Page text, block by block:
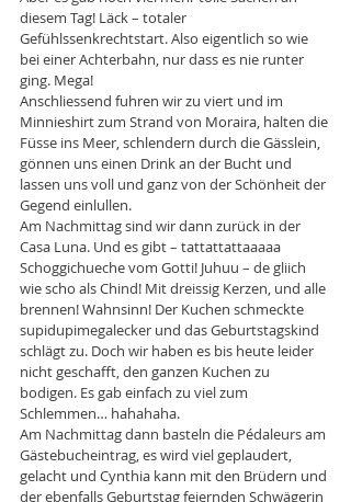
diesem Tag! Läck – totaler
Gefühlssenkrechtstart. Also eigentlich so wie
bei einer Achterbahn, nur dass es nie runter
ging. Mega!
Anschliessend fuhren wir zu viert und im
Minnieshirt zum Strand von Moraira, halten die
Füsse ins Meer, schlendern durch die Gässlein,
gönnen uns einen Drink an der Bucht und
lassen uns voll und ganz von der Schönheit der
Gegend einlullen.
Am Nachmittag sind wir dann zurück in der
Casa Luna. Und es gibt – tattattattaaaaa
Schoggichueche vom Gotti! Juhuu – de gliich
wie scho als Chind! Mit dreissig Kerzen, und alle
brennen! Wahnsinn! Der Kuchen schmeckte
supidupimegalecker und das Geburtstagskind
schlägt zu. Doch wir haben es bis heute leider
nicht geschafft, den ganzen Kuchen zu
bodigen. Es gab einfach zu viel zum
Schlemmen… hahahaha.
Am Nachmittag dann basteln die Pédaleurs am
Gästebucheintrag, es wird viel geplaudert,
gelacht und Cynthia kann mit den Brüdern und
der ebenfalls Geburtstag feiernden Schwägerin